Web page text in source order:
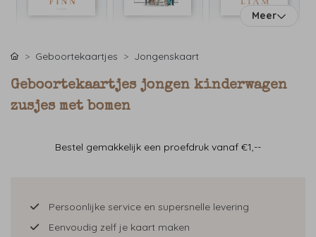
Meer
Geboortekaartjes Jongenskaart
Geboortekaartjes jongen kinderwagen
zusjes met bomen
Bestel gemakkelijk een proefdruk vanaf €1,--
Persoonlijke service en supersnelle levering
Eenvoudig zelf je kaart maken